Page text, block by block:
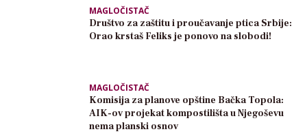
MAGLOČISTAČ
Društvo za zaštitu i proučavanje ptica Srbije:
Orao krstaš Feliks je ponovo na slobodi!
MAGLOČISTAČ
Komisija za planove opštine Bačka Topola:
AIK-ov projekat kompostilišta u Njegoševu
nema planski osnov